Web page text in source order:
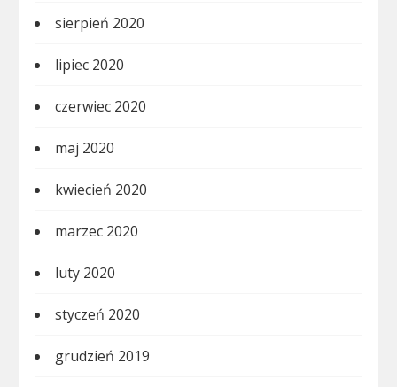
sierpień 2020
lipiec 2020
czerwiec 2020
maj 2020
kwiecień 2020
marzec 2020
luty 2020
styczeń 2020
grudzień 2019